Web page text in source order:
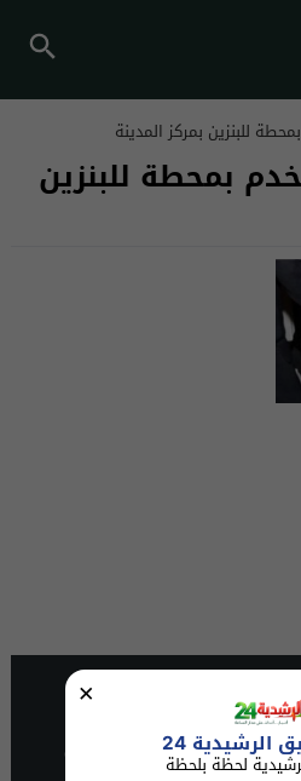
للبنزين بمركز المدينة
بمحطة للبنزين
×
24
لحظة بلحظة